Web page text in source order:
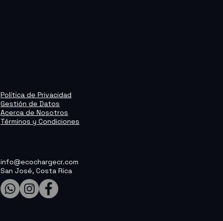
Política de Privacidad
Gestión de Datos
Acerca de Nosotros
Términos y Condiciones
info@ecochargecr.com
San José, Costa Rica